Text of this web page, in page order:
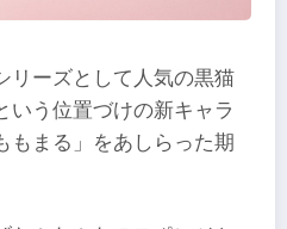
リーズとして人気の黒猫
いう位置づけの新キャラ
もまる」をあしらった期